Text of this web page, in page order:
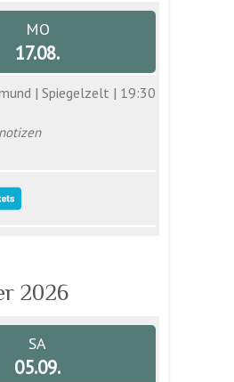
MO
17.08.
| Spiegelzelt | 19:30
2026
SA
05.09.